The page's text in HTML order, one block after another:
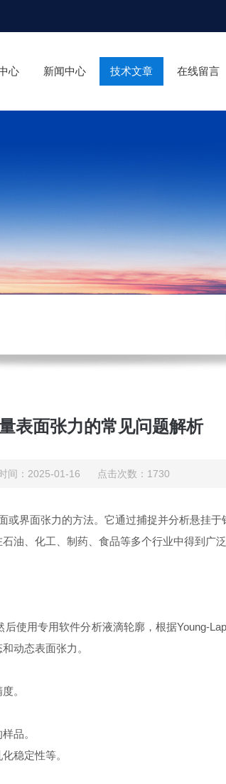
心 新闻中心 技术文章 在线留言
表面张力的常见问题解析
间：2025-01-16 点击次数：1730
界面张力的方法。它通过捕捉并分析悬挂
油、化工、制药、食品等多个行业中得到广
使用专用软件分析液滴轮廓，根据Young-
动态表面张力。
。
品。
稳定性等。